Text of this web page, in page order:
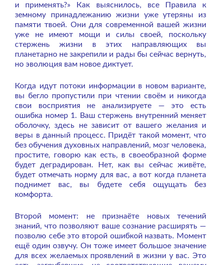
и применять?» Как выяснилось, все Правила к
земному принадлежанию жизни уже утеряны из
памяти твоей. Они для современной вашей жизни
уже не имеют мощи и силы своей, поскольку
стержень жизни в этих направляющих вы
планетарно не закрепили и рады бы сейчас вернуть,
но эволюция вам новое диктует.
Когда идут потоки информации в новом варианте,
вы бегло пропустили при чтении своём и никогда
свои восприятия не анализируете — это есть
ошибка номер 1. Ваш стержень внутренний меняет
оболочку, здесь не зависит от вашего желания и
веры в данный процесс. Придёт такой момент, что
без обучения духовных направлений, мозг человека,
простите, говорю как есть, в своеобразной форме
будет деградирован. Нет, как вы сейчас живёте,
будет отмечать норму для вас, а вот когда планета
поднимет вас, вы будете себя ощущать без
комфорта.
Второй момент: не признаёте новых течений
знаний, что позволяют ваше сознание расширять —
позволю себе это второй ошибкой назвать. Момент
ещё один озвучу. Он тоже имеет большое значение
для всех желаемых проявлений в жизни у вас. Это